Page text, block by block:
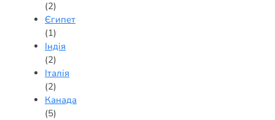
(2)
Єгипет
(1)
Індія
(2)
Італія
(2)
Канада
(5)